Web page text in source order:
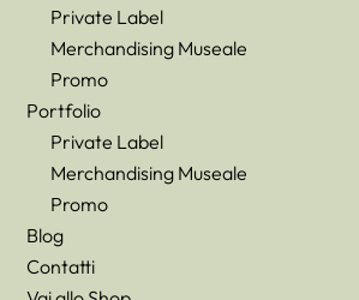
Private Label
Merchandising Museale
Promo
Portfolio
Private Label
Merchandising Museale
Promo
Blog
Contatti